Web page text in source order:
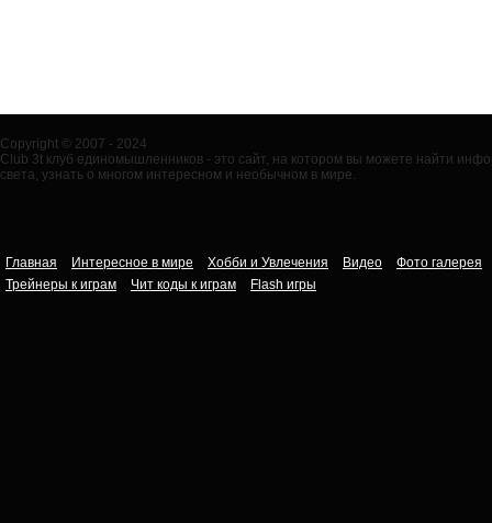
Copyright © 2007 - 2024
Club 3t клуб единомышленников - это сайт, на котором вы можете найти
света, узнать о многом интересном и необычном в мире.
Главная Интересное в мире Хобби и Увлечения Видео
Фото галерея
Трейнеры к играм
Чит коды к играм Flash игры